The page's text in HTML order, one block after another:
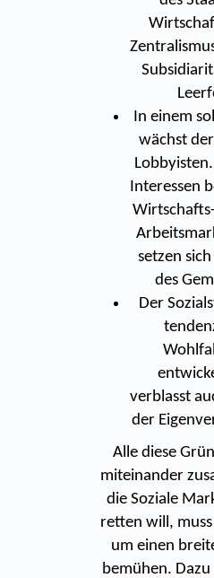
In einem
wächst
Interessen
setzen
des
Der
verblasst
der
Alle diese
miteinander
die Soziale
retten will,
um einen
bemühen.